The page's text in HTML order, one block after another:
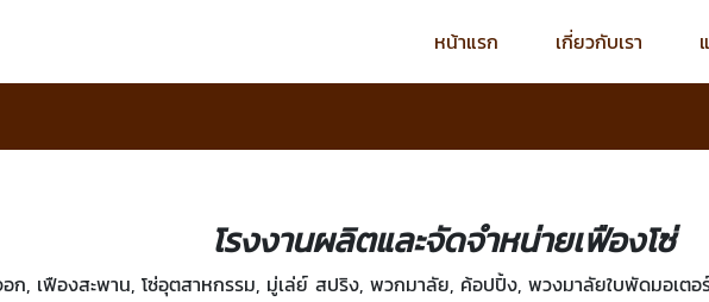
หน้าแรก เกี่ยวกับเรา
โรงงานผลิตและจัดจำหน่ายเฟืองโซ่
ก, เฟืองสะพาน, โซ่อุตสาหกรรม, มู่เล่ย์ สปริง, พวกมาลัย, ค้อปปิ้ง, พวงมาลัยใบพัดมอเต